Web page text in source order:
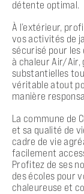
détente optimal.
À l’extérieur,
vos activités de
sécurisé pour les
à chaleur Air/Air,
substantielles
véritable atout
manière
La commune de
et sa qualité de
cadre de vie
facilement
Profitez de ses
des écoles pour
chaleureuse et